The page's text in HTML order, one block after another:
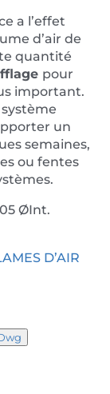
a l’effet
d’air de
quantité
pour
important.
système
un
semaines,
ou fentes
ØInt.
D’AIR